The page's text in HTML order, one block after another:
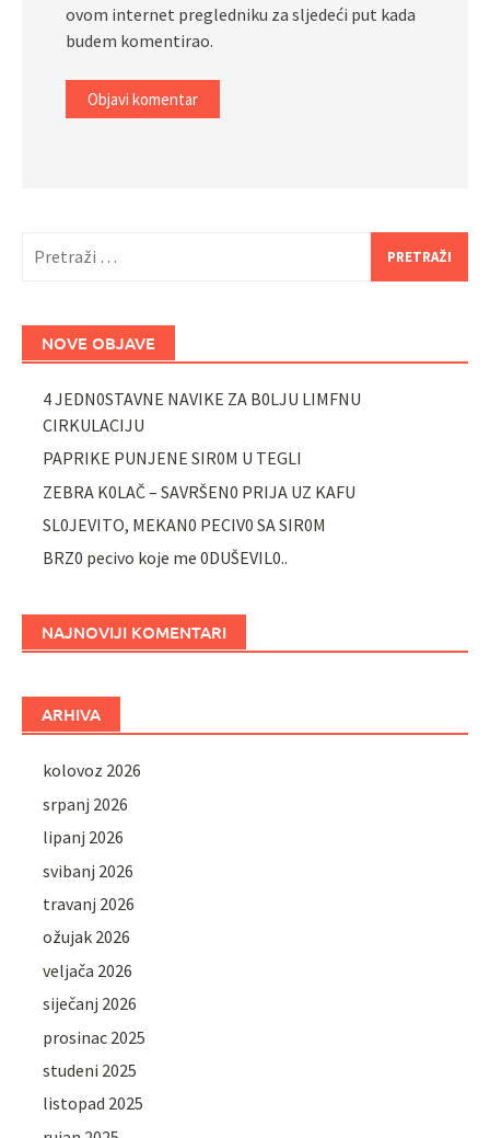
ovom internet pregledniku za sljedeći put kada
budem komentirao.
NOVE OBJAVE
4 JEDN0STAVNE NAVIKE ZA B0LJU LIMFNU
CIRKULACIJU
PAPRIKE PUNJENE SIR0M U TEGLI
ZEBRA K0LAČ – SAVRŠEN0 PRIJA UZ KAFU
SL0JEVITO, MEKAN0 PECIV0 SA SIR0M
BRZ0 pecivo koje me 0DUŠEVIL0..
NAJNOVIJI KOMENTARI
ARHIVA
kolovoz 2026
srpanj 2026
lipanj 2026
svibanj 2026
travanj 2026
ožujak 2026
veljača 2026
siječanj 2026
prosinac 2025
studeni 2025
listopad 2025